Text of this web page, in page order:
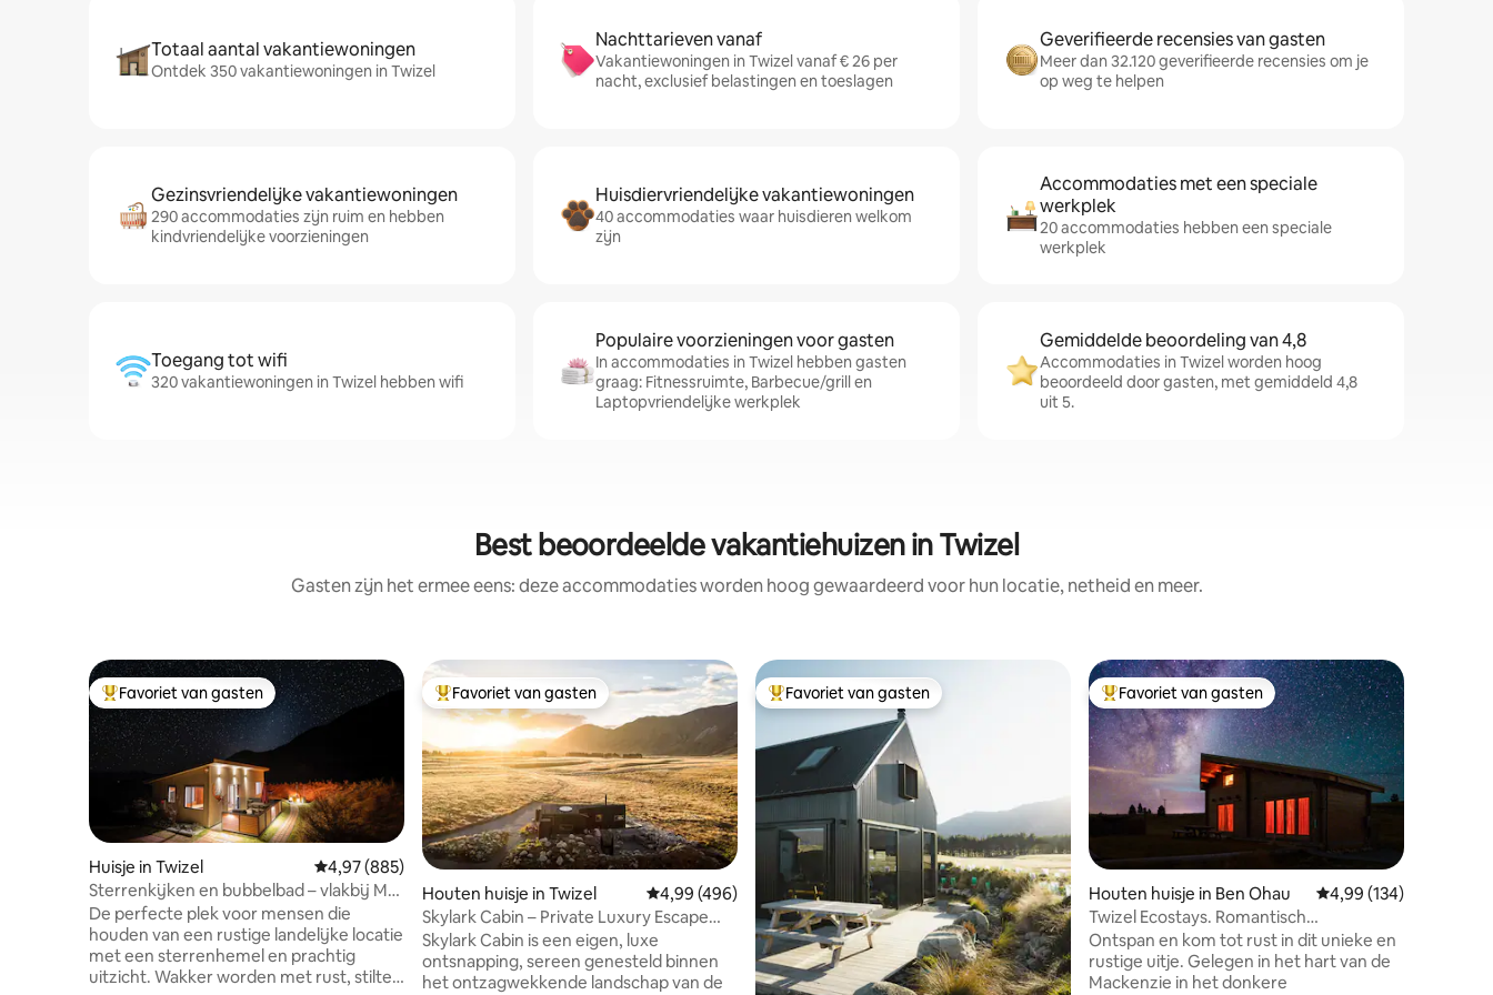
Totaal aantal vakantiewoningen
Ontdek 350 vakantiewoningen in Twizel
Nachttarieven vanaf
Vakantiewoningen in Twizel vanaf € 26 per
nacht, exclusief belastingen en toeslagen
Geverifieerde recensies van gasten
Meer dan 32.120 geverifieerde recensies om je
op weg te helpen
Gezinsvriendelijke vakantiewoningen
290 accommodaties zijn ruim en hebben
kindvriendelijke voorzieningen
Huisdiervriendelijke vakantiewoningen
40 accommodaties waar huisdieren welkom
zijn
Accommodaties met een speciale
werkplek
20 accommodaties hebben een speciale
werkplek
Toegang tot wifi
320 vakantiewoningen in Twizel hebben wifi
Populaire voorzieningen voor gasten
In accommodaties in Twizel hebben gasten
graag: Fitnessruimte, Barbecue/grill en
Laptopvriendelijke werkplek
Gemiddelde beoordeling van 4,8
Accommodaties in Twizel worden hoog
beoordeeld door gasten, met gemiddeld 4,8
uit 5.
Best beoordeelde vakantiehuizen in Twizel
Gasten zijn het ermee eens: deze accommodaties worden hoog gewaardeerd voor hun locatie, netheid en meer.
Topfavoriet van gasten
Favoriet van gasten
Huisje in Twizel Gemiddelde beoordeling van 4,97 uit 5, 885 recensies
4,97 (885)
Sterrenkijken en bubbelbad – vlakbij Mt
Cook en Tekapo!
De perfecte plek voor mensen die
houden van een rustige landelijke locatie
met een sterrenhemel en prachtig
uitzicht. Wakker worden met rust, stilte
Topfavoriet van gasten
Favoriet van gasten
Houten huisje in Twizel Gemiddelde beoordeling van 4,99 uit 5, 496 recensies
4,99 (496)
Skylark Cabin – Private Luxury Escape
with Hot Tub
Skylark Cabin is een eigen, luxe
ontsnapping, sereen genesteld binnen
het ontzagwekkende landschap van de
Topfavoriet van gasten
Favoriet van gasten Topfavoriet van gasten
Favoriet van gasten
Houten huisje in Ben Ohau Gemiddelde
4,99 (134)
Twizel Ecostays. Romantisch
toevluchtsoord.
Ontspan en kom tot rust in dit unieke en
rustige uitje. Gelegen in het hart van de
Mackenzie in het donkere